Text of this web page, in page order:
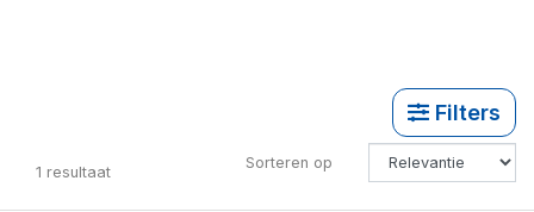
Filters
1 resultaat Sorteren op